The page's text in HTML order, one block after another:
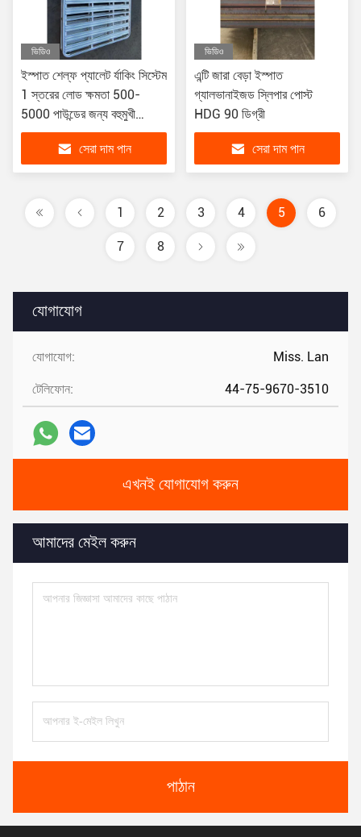
যোগাযোগ
যোগাযোগ: Miss. Lan
টেলিফোন: 44-75-9670-3510
এখনই যোগাযোগ করুন
আমাদের মেইল করুন
পাঠান
ভিডিও
ইস্পাত শেল্ফ প্যালেট র্যাকিং সিস্টেম
1 স্তরের লোড ক্ষমতা 500-
5000 পাউন্ডের জন্য বহুমুখী
কাস্টমাইজযোগ্য স্টোরেজ সমাধান
সেরা দাম পান
ভিডিও
এন্টি জারা বেড়া ইস্পাত
গ্যালভানাইজড স্লিপার পোস্ট
HDG 90 ডিগ্রী
সেরা দাম পান
1 2 3 4 5 6
7 8